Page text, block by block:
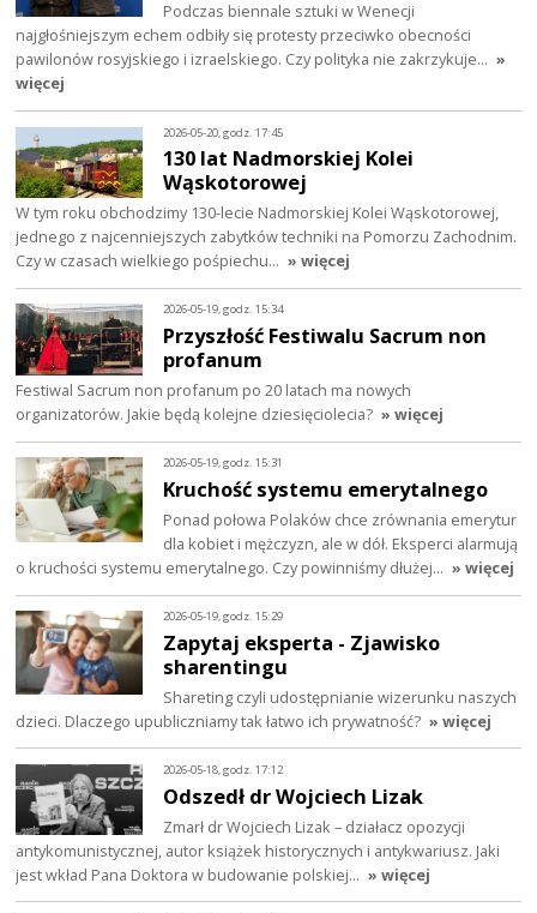
Podczas biennale sztuki w Wenecji
najgłośniejszym echem odbiły się protesty przeciwko obecności
pawilonów rosyjskiego i izraelskiego. Czy polityka nie zakrzykuje… »
więcej
2026-05-20, godz. 17:45
130 lat Nadmorskiej Kolei
Wąskotorowej
W tym roku obchodzimy 130-lecie Nadmorskiej Kolei Wąskotorowej,
jednego z najcenniejszych zabytków techniki na Pomorzu Zachodnim.
Czy w czasach wielkiego pośpiechu… » więcej
2026-05-19, godz. 15:34
Przyszłość Festiwalu Sacrum non
profanum
Festiwal Sacrum non profanum po 20 latach ma nowych
organizatorów. Jakie będą kolejne dziesięciolecia? » więcej
2026-05-19, godz. 15:31
Kruchość systemu emerytalnego
Ponad połowa Polaków chce zrównania emerytur
dla kobiet i mężczyzn, ale w dół. Eksperci alarmują
o kruchości systemu emerytalnego. Czy powinniśmy dłużej… » więcej
2026-05-19, godz. 15:29
Zapytaj eksperta - Zjawisko
sharentingu
Shareting czyli udostępnianie wizerunku naszych
dzieci. Dlaczego upubliczniamy tak łatwo ich prywatność? » więcej
2026-05-18, godz. 17:12
Odszedł dr Wojciech Lizak
Zmarł dr Wojciech Lizak – działacz opozycji
antykomunistycznej, autor książek historycznych i antykwariusz. Jaki
jest wkład Pana Doktora w budowanie polskiej… » więcej